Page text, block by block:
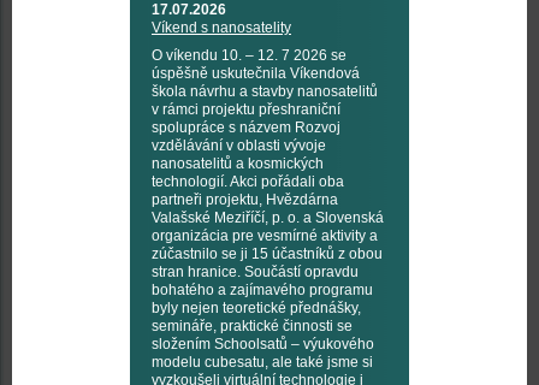
17.07.2026
Víkend s nanosatelity
O víkendu 10. – 12. 7 2026 se
úspěšně uskutečnila Víkendová
škola návrhu a stavby nanosatelitů
v rámci projektu přeshraniční
spolupráce s názvem Rozvoj
vzdělávání v oblasti vývoje
nanosatelitů a kosmických
technologií. Akci pořádali oba
partneři projektu, Hvězdárna
Valašské Meziříčí, p. o. a Slovenská
organizácia pre vesmírné aktivity a
zúčastnilo se ji 15 účastníků z obou
stran hranice. Součástí opravdu
bohatého a zajímavého programu
byly nejen teoretické přednášky,
semináře, praktické činnosti se
složením Schoolsatů – výukového
modelu cubesatu, ale také jsme si
vyzkoušeli virtuální technologie i